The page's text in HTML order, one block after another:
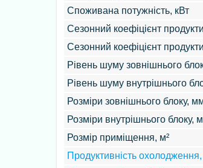
Споживана потужність, кВт
Сезонний коефіцієнт
Сезонний коефіцієнт
Рівень шуму зовнішнього
Рівень шуму внутрішнього
Розміри зовнішнього блоку,
Розміри внутрішнього блоку,
Розмір приміщення, м²
Продуктивність охолодження,